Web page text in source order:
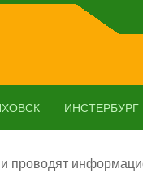
ИНСТЕРБУРГ
проводят